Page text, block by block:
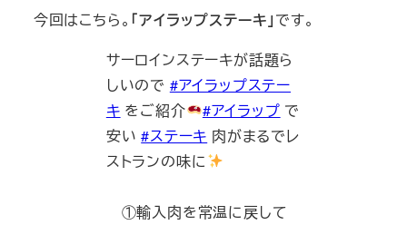
今回はこちら。 「アイラップステーキ」です。
サーロインステーキが話題ら
しいので #アイラップステー
キ をご紹介 #アイラップ で
安い#ステーキ 肉がまるでレ
ストランの味に
①輸入肉を常温に戻して